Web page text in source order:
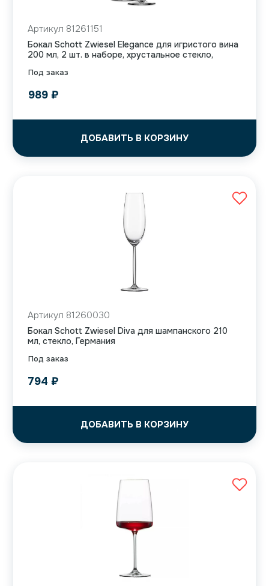
Под заказ
Артикул 81261151
Бокал Schott Zwiesel Elegance для игристого вина
200 мл, 2 шт. в наборе, хрустальное стекло,
989 ₽
ДОБАВИТЬ В КОРЗИНУ
Под заказ
Артикул 81260030
Бокал Schott Zwiesel Diva для шампанского 210
мл, стекло, Германия
794 ₽
ДОБАВИТЬ В КОРЗИНУ